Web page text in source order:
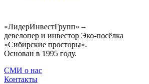
«ЛидерИнвестГрупп» –
девелопер и инвестор Эко-посёлка
«Сибирские просторы».
Основан в 1995 году.
СМИ о нас
Контакты